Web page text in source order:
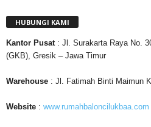
HUBUNGI KAMI
Kantor Pusat: Jl. Surakarta Raya No.
(GKB), Gresik – Jawa Timur
Warehouse : Jl. Fatimah Binti Maimun
Website : www.rumahbaloncilukbaa.com